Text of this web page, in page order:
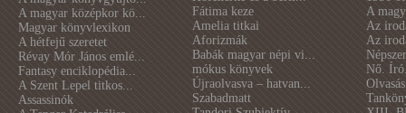
A magyar középkor kö...
Magyar könyvlexikon
A hétfejű szeretet
Révay Mór János emlé...
Fantasy enciklopédia...
A Szent Lepel titkos...
Assassinók
Fátima keze
Amelia titkai
Aforizmák
Babák magyar népi vi...
mókus könyvek
Újraolvasva – hatvan...
Szabadmatt
A
Az
Az
Nő.